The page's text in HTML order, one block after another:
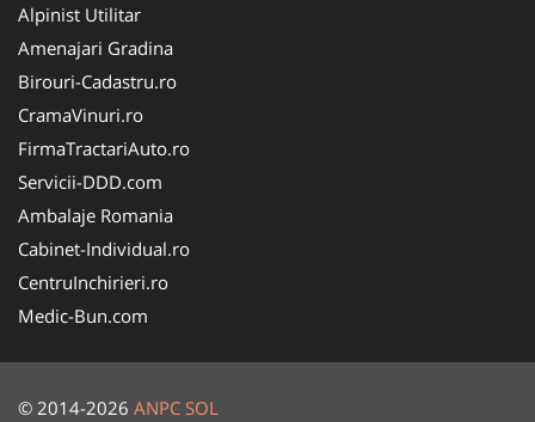
Alpinist Utilitar
Amenajari Gradina
Birouri-Cadastru.ro
CramaVinuri.ro
FirmaTractariAuto.ro
Servicii-DDD.com
Ambalaje Romania
Cabinet-Individual.ro
CentruInchirieri.ro
Medic-Bun.com
© 2014-2026 ANPC SOL